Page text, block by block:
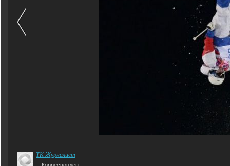
ТК Журналист